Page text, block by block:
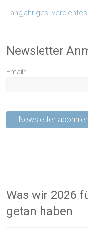
Langjähriges,
Newsletter
Email*
Was wir 2026
getan haben